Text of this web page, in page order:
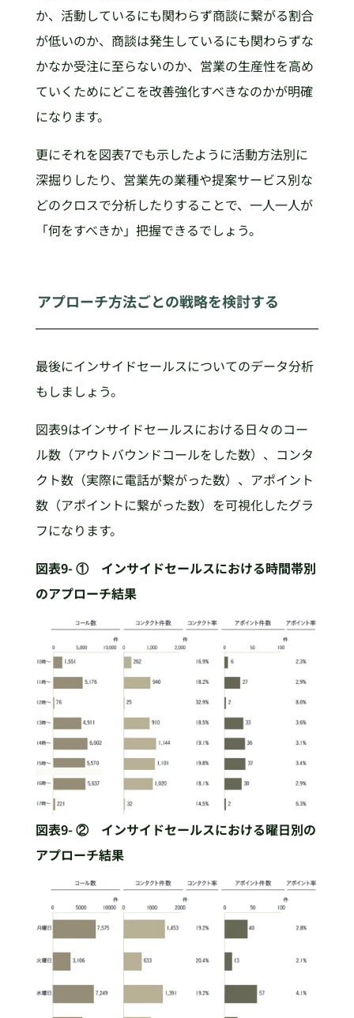
か、活動しているにも関わらず商談に繋がる割合
が低いのか、商談は発生しているにも関わらずな
かなか受注に至らないのか、営業の生産性を高め
ていくためにどこを改善強化すべきなのかが明確
になります。
更にそれを図表7でも示したように活動方法別に
深掘りしたり、営業先の業種や提案サービス別な
どのクロスで分析したりすることで、一人一人が
「何をすべきか」把握できるでしょう。
アプローチ方法ごとの戦略を検討する
最後にインサイドセールスについてのデータ分析
もしましょう。
図表9はインサイドセールスにおける日々のコー
ル数（アウトバウンドコールをした数）、コンタ
クト数（実際に電話が繋がった数）、アポイント
数（アポイントに繋がった数）を可視化したグラ
フになります。
図表9- ① インサイドセールスにおける時間帯別
のアプローチ結果
図表9- ② インサイドセールスにおける曜日別の
アプローチ結果